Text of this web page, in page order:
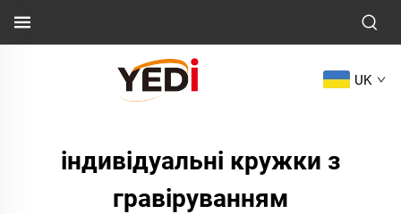
UK
індивідуальні кружки з
гравіруванням